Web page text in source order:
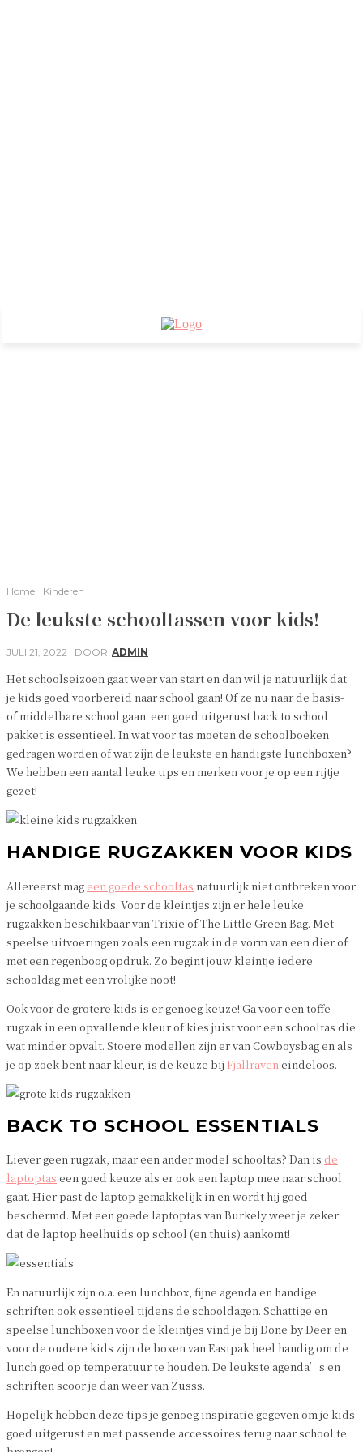
Home Kinderen
De leukste schooltassen voor kids!
JULI 21, 2022 DOOR ADMIN
Het schoolseizoen gaat weer van start en dan wil je natuurlijk dat
je kids goed voorbereid naar school gaan! Of ze nu naar de basis-
of middelbare school gaan: een goed uitgerust back to school
pakket is essentieel. In wat voor tas moeten de schoolboeken
gedragen worden of wat zijn de leukste en handigste lunchboxen?
We hebben een aantal leuke tips en merken voor je op een rijtje
gezet!
HANDIGE RUGZAKKEN VOOR KIDS
Allereerst mag een goede schooltas natuurlijk niet ontbreken voor
je schoolgaande kids. Voor de kleintjes zijn er hele leuke
rugzakken beschikbaar van Trixie of The Little Green Bag. Met
speelse uitvoeringen zoals een rugzak in de vorm van een dier of
met een regenboog opdruk. Zo begint jouw kleintje iedere
schooldag met een vrolijke noot!
Ook voor de grotere kids is er genoeg keuze! Ga voor een toffe
rugzak in een opvallende kleur of kies juist voor een schooltas die
wat minder opvalt. Stoere modellen zijn er van Cowboysbag en als
je op zoek bent naar kleur, is de keuze bij Fjallraven eindeloos.
BACK TO SCHOOL ESSENTIALS
Liever geen rugzak, maar een ander model schooltas? Dan is de
laptoptas een goed keuze als er ook een laptop mee naar school
gaat. Hier past de laptop gemakkelijk in en wordt hij goed
beschermd. Met een goede laptoptas van Burkely weet je zeker
dat de laptop heelhuids op school (en thuis) aankomt!
En natuurlijk zijn o.a. een lunchbox, fijne agenda en handige
schriften ook essentieel tijdens de schooldagen. Schattige en
speelse lunchboxen voor de kleintjes vind je bij Done by Deer en
voor de oudere kids zijn de boxen van Eastpak heel handig om de
lunch goed op temperatuur te houden. De leukste agenda’s en
schriften scoor je dan weer van Zusss.
Hopelijk hebben deze tips je genoeg inspiratie gegeven om je kids
goed uitgerust en met passende accessoires terug naar school te